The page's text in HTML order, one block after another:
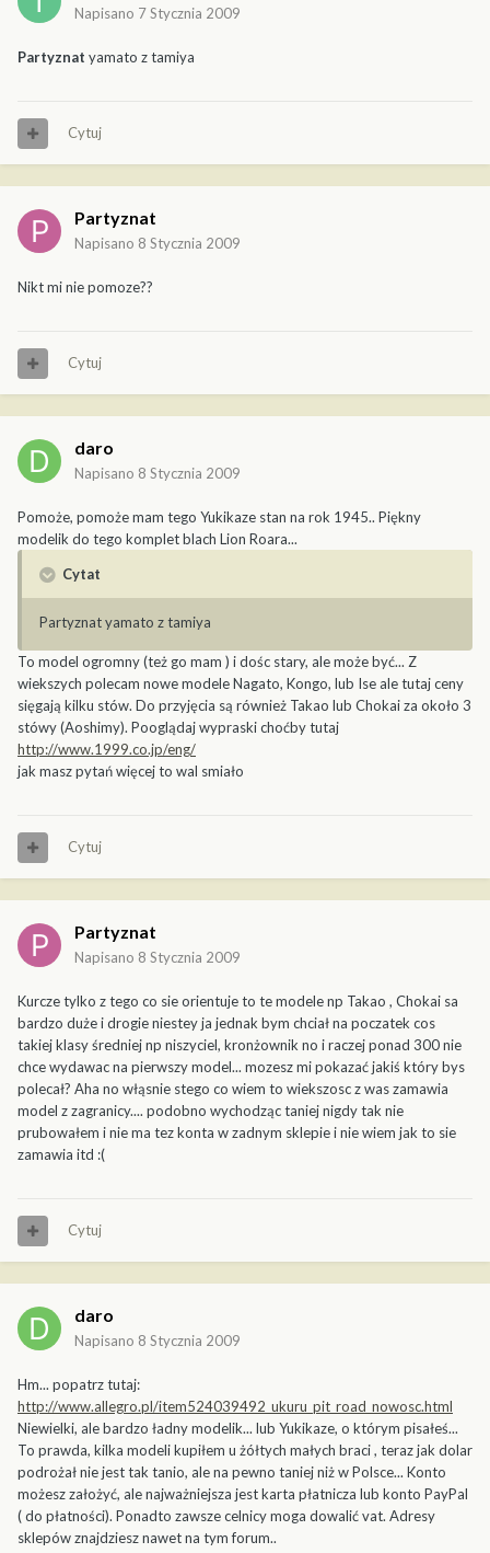
Napisano 7 Stycznia 2009
Partyznat yamato z tamiya
Cytuj
Partyznat
Napisano 8 Stycznia 2009
Nikt mi nie pomoze??
Cytuj
daro
Napisano 8 Stycznia 2009
Pomoże, pomoże mam tego Yukikaze stan na rok 1945.. Piękny
modelik do tego komplet blach Lion Roara...
Cytat
Partyznat yamato z tamiya
To model ogromny (też go mam ) i dośc stary, ale może być... Z
wiekszych polecam nowe modele Nagato, Kongo, lub Ise ale tutaj ceny
sięgają kilku stów. Do przyjęcia są również Takao lub Chokai za około 3
stówy (Aoshimy). Pooglądaj wypraski choćby tutaj
http://www.1999.co.jp/eng/
jak masz pytań więcej to wal smiało
Cytuj
Partyznat
Napisano 8 Stycznia 2009
Kurcze tylko z tego co sie orientuje to te modele np Takao , Chokai sa
bardzo duże i drogie niestey ja jednak bym chciał na poczatek cos
takiej klasy średniej np niszyciel, kronżownik no i raczej ponad 300 nie
chce wydawac na pierwszy model... mozesz mi pokazać jakiś który bys
polecał? Aha no włąsnie stego co wiem to wiekszosc z was zamawia
model z zagranicy.... podobno wychodząc taniej nigdy tak nie
prubowałem i nie ma tez konta w zadnym sklepie i nie wiem jak to sie
zamawia itd :(
Cytuj
daro
Napisano 8 Stycznia 2009
Hm... popatrz tutaj:
http://www.allegro.pl/item524039492_ukuru_pit_road_nowosc.html
Niewielki, ale bardzo ładny modelik... lub Yukikaze, o którym pisałeś...
To prawda, kilka modeli kupiłem u żółtych małych braci , teraz jak dolar
podrożał nie jest tak tanio, ale na pewno taniej niż w Polsce... Konto
możesz założyć, ale najważniejsza jest karta płatnicza lub konto PayPal
( do płatności). Ponadto zawsze celnicy moga dowalić vat. Adresy
sklepów znajdziesz nawet na tym forum..